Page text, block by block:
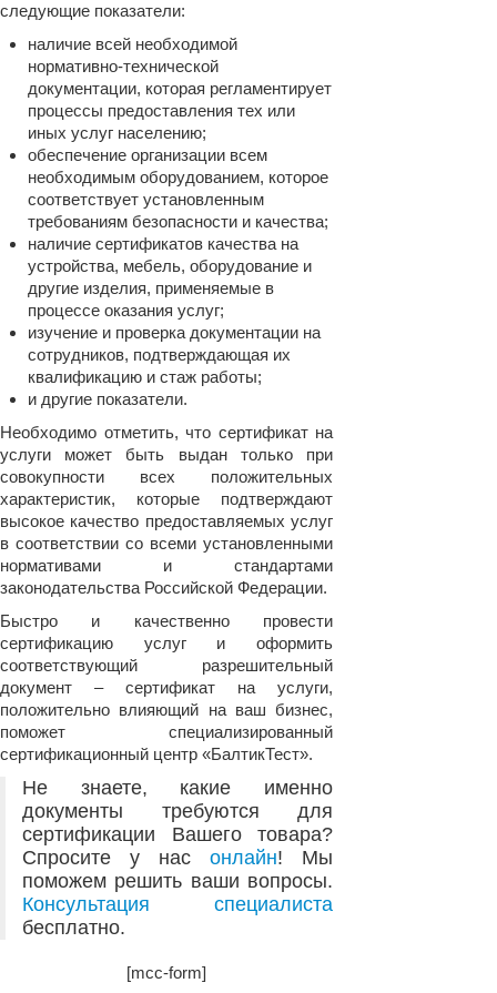
следующие показатели:
наличие всей необходимой
нормативно-технической
документации, которая регламентирует
процессы предоставления тех или
иных услуг населению;
обеспечение организации всем
необходимым оборудованием, которое
соответствует установленным
требованиям безопасности и качества;
наличие сертификатов качества на
устройства, мебель, оборудование и
другие изделия, применяемые в
процессе оказания услуг;
изучение и проверка документации на
сотрудников, подтверждающая их
квалификацию и стаж работы;
и другие показатели.
Необходимо отметить, что сертификат на
услуги может быть выдан только при
совокупности всех положительных
характеристик, которые подтверждают
высокое качество предоставляемых услуг
в соответствии со всеми установленными
нормативами и стандартами
законодательства Российской Федерации.
Быстро и качественно провести
сертификацию услуг и оформить
соответствующий разрешительный
документ – сертификат на услуги,
положительно влияющий на ваш бизнес,
поможет специализированный
сертификационный центр «БалтикТест».
Не знаете, какие именно
документы требуются для
сертификации Вашего товара?
Спросите у нас онлайн! Мы
поможем решить ваши вопросы.
Консультация специалиста
бесплатно.
[mcc-form]